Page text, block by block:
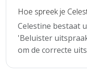
Hoe spreek je
Celestine bestaat
'Beluister
om de correcte